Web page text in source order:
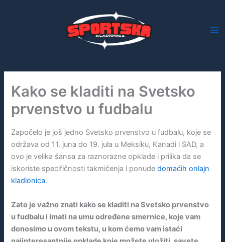
Kako se kladiti na Svetsko
prvenstvo u fudbalu
Započelo je još jedno Svetsko prvenstvo u fudbalu, koje se
održava od 11. juna do 19. jula u Meksiku, Kanadi i SAD, a
ovo je velika šansa za raznorazne opklade i prilika da se
iskoriste specifičnosti takmičenja i ponudedomaćih onlajn
kladionica.
Zato je važno znati kako se kladiti na Svetsko prvenstvo
u fudbalu i imati na umu određene smernice, koje vam
donosimo u ovom tekstu, u kom ćemo vam istaći